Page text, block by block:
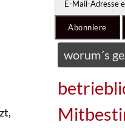
worum´s